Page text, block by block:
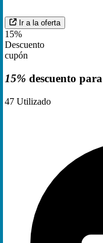
Ir a la oferta
15%
Descuento
cupón
15% descuento
47 Utilizado